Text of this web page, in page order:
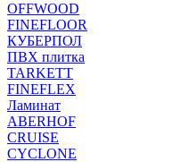
OFFWOOD
FINEFLOOR
КУБЕРПОЛ
ПВХ плитка
TARKETT
FINEFLEX
Ламинат
ABERHOF
CRUISE
CYCLONE